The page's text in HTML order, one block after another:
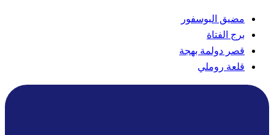
مضيق البوسفور
برج الفتاة
قصر دولمة بهجة
قلعة روملي